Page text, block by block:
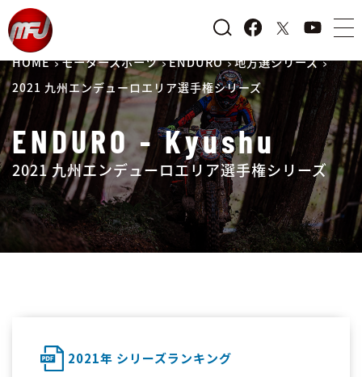
HOME モータースポーツ ENDURO 地方選シリーズ
2021 九州エンデューロエリア選手権シリーズ
ENDURO - Kyushu
2021 九州エンデューロエリア選手権シリーズ
2021年 シリーズランキング